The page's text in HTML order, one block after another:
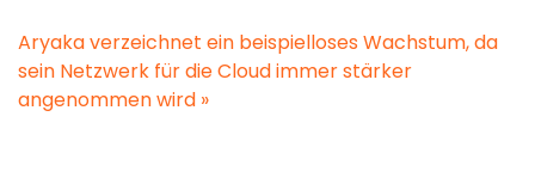
Aryaka verzeichnet ein beispielloses Wachstum, da
sein Netzwerk für die Cloud immer stärker
angenommen wird »